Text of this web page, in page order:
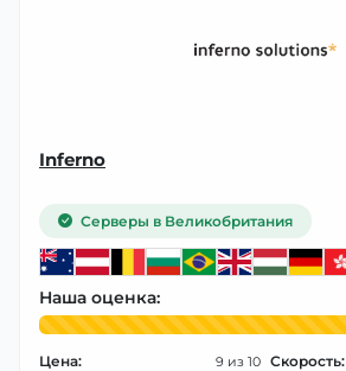
Inferno
Серверы в Великобритания
Наша оценка:
Цена: 9 Скорость: